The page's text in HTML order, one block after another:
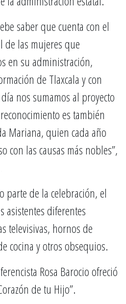
saber que cuenta con el
las mujeres que
en su administración,
de Tlaxcala y con
nos sumamos al proyecto
es también
Mariana, quien cada año
con las causas más nobles”,
parte de la celebración, el
asistentes diferentes
televisivas, hornos de
cocina y otros obsequios.
Rosa Barocio ofreció
de tu Hijo”.